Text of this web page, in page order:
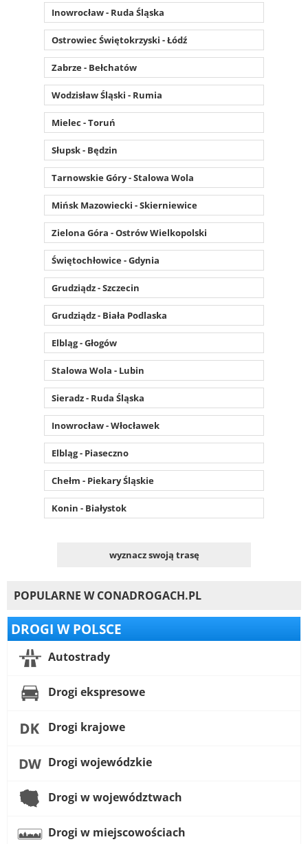
Inowrocław - Ruda Śląska
Ostrowiec Świętokrzyski - Łódź
Zabrze - Bełchatów
Wodzisław Śląski - Rumia
Mielec - Toruń
Słupsk - Będzin
Tarnowskie Góry - Stalowa Wola
Mińsk Mazowiecki - Skierniewice
Zielona Góra - Ostrów Wielkopolski
Świętochłowice - Gdynia
Grudziądz - Szczecin
Grudziądz - Biała Podlaska
Elbląg - Głogów
Stalowa Wola - Lubin
Sieradz - Ruda Śląska
Inowrocław - Włocławek
Elbląg - Piaseczno
Chełm - Piekary Śląskie
Konin - Białystok
wyznacz swoją trasę
POPULARNE W CONADROGACH.PL
DROGI W POLSCE
Autostrady
Drogi ekspresowe
Drogi krajowe
Drogi wojewódzkie
Drogi w województwach
Drogi w miejscowościach